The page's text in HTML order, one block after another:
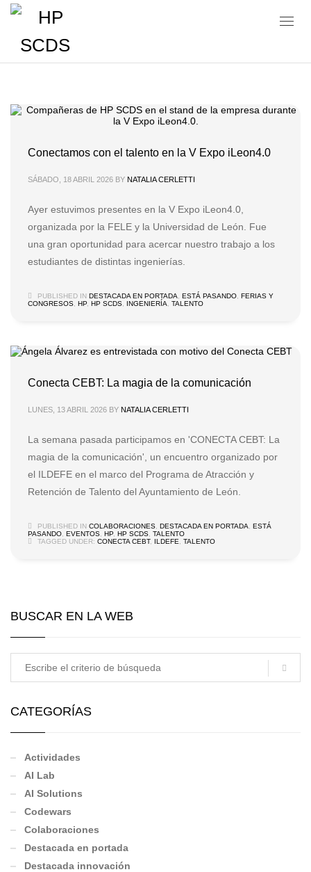
Talento
Conectamos con el talento en la V Expo iLeon4.0
SÁBADO, 18 ABRIL 2026 BY NATALIA CERLETTI
Ayer estuvimos presentes en la V Expo iLeon4.0,
organizada por la FELE y la Universidad de León. Fue
una gran oportunidad para acercar nuestro trabajo a los
estudiantes de distintas ingenierías.
PUBLISHED IN DESTACADA EN PORTADA ESTÁ PASANDO FERIAS Y
CONGRESOS HP HP SCDS INGENIERÍA TALENTO
Conecta CEBT: La magia de la comunicación
LUNES, 13 ABRIL 2026 BY NATALIA CERLETTI
La semana pasada participamos en 'CONECTA CEBT: La
magia de la comunicación', un encuentro organizado por
el ILDEFE en el marco del Programa de Atracción y
Retención de Talento del Ayuntamiento de León.
PUBLISHED IN COLABORACIONES DESTACADA EN PORTADA
ESTÁ
PASANDO EVENTOS HP HP SCDS TALENTO
TAGGED UNDER: CONECTA CEBT, ILDEFE TALENTO
BUSCAR EN LA WEB
CATEGORÍAS
Actividades
AI Lab
AI Solutions
Codewars
Colaboraciones
Destacada en portada
Destacada innovación